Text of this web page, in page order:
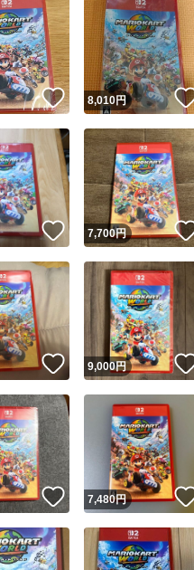
いいね！
8,010円
いいね！
7,700円
いいね！
9,000円
いいね！
7,480円